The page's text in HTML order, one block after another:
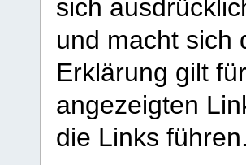
sich
und macht sich
Erklärung gilt
angezeigten
die Links führen.